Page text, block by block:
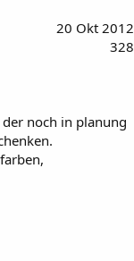
20 Okt 2012
328
noch in planung